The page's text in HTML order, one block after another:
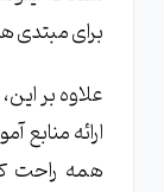
برای مبتدی
علاوه بر
ارائه منابع
همه راحت